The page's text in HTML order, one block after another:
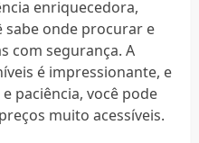
enriquecedora,
sabe onde procurar e
com segurança. A
é impressionante, e
paciência, você pode
muito acessíveis.